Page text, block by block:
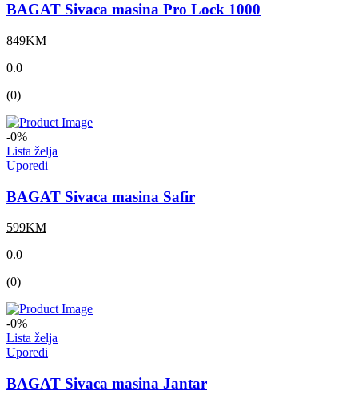
BAGAT Sivaca masina Pro Lock 1000
849KM
0.0
(0)
-0%
Lista želja
Uporedi
BAGAT Sivaca masina Safir
599KM
0.0
(0)
-0%
Lista želja
Uporedi
BAGAT Sivaca masina Jantar